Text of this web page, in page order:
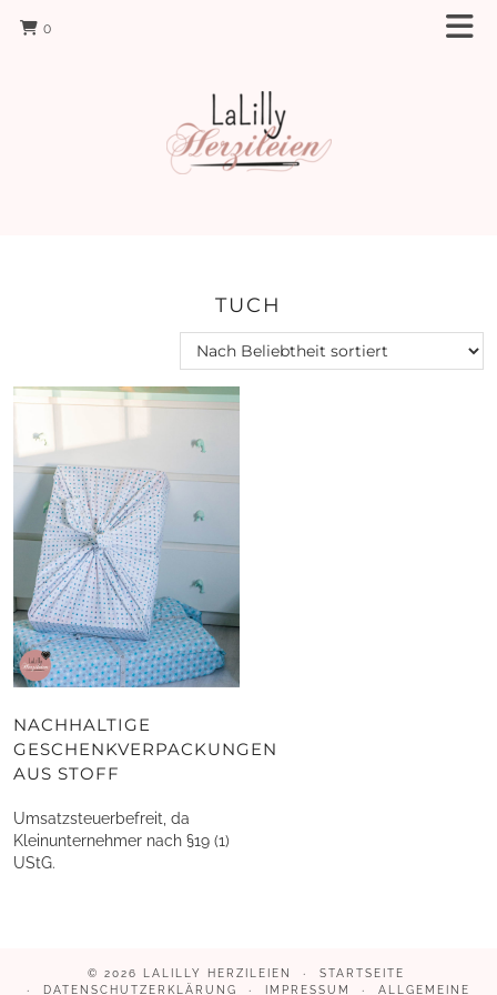
0
TUCH
NACHHALTIGE
GESCHENKVERPACKUNGEN
AUS STOFF
Umsatzsteuerbefreit, da
Kleinunternehmer nach §19 (1)
UStG.
© 2026 LALILLY HERZILEIEN
STARTSEITE
DATENSCHUTZERKLÄRUNG
IMPRESSUM ALLGEMEINE